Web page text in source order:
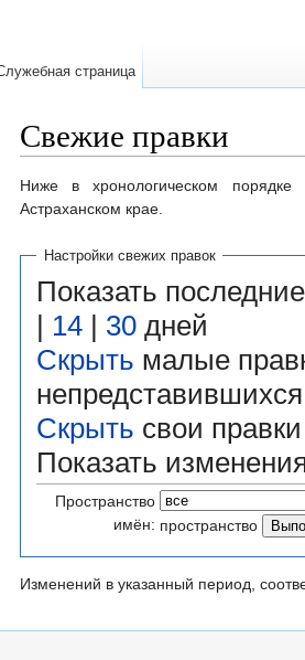
Свежие правки
Ниже в хронологическом
Астраханском крае.
Настройки свежих правок
Показать
| 14 | 30 дней
Скрыть малые
Скрыть свои правки
Показать
Пространство
имён: пространство
Изменений в указанный период,
страница